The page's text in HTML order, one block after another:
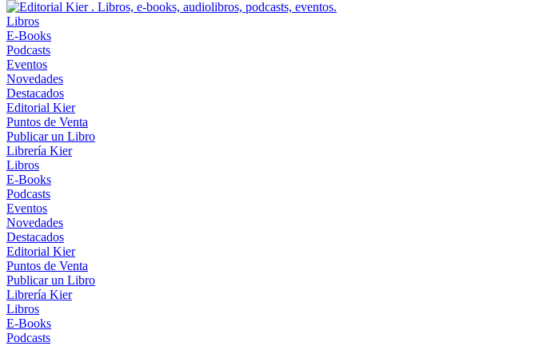
Libros
E-Books
Podcasts
Eventos
Novedades
Destacados
Editorial Kier
Puntos de Venta
Publicar un Libro
Librería Kier
Libros
E-Books
Podcasts
Eventos
Novedades
Destacados
Editorial Kier
Puntos de Venta
Publicar un Libro
Librería Kier
Libros
E-Books
Podcasts